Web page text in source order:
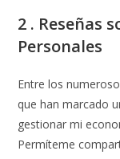
2 . Reseñas
Personales
Entre los
que han marcado
gestionar mi
Permíteme